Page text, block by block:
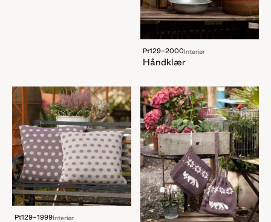
Pt129-2000Interiør
Håndklær
Pt129-1999Interiør